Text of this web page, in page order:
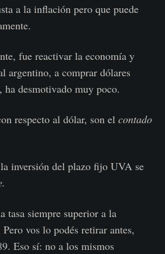
a la inflación pero que puede
fue reactivar la economía y
argentino, a comprar dólares
ha desmotivado muy poco.
respecto al dólar, son el contado
inversión del plazo fijo UVA se
tasa siempre superior a la
vos lo podés retirar antes,
Eso sí: no a los mismos